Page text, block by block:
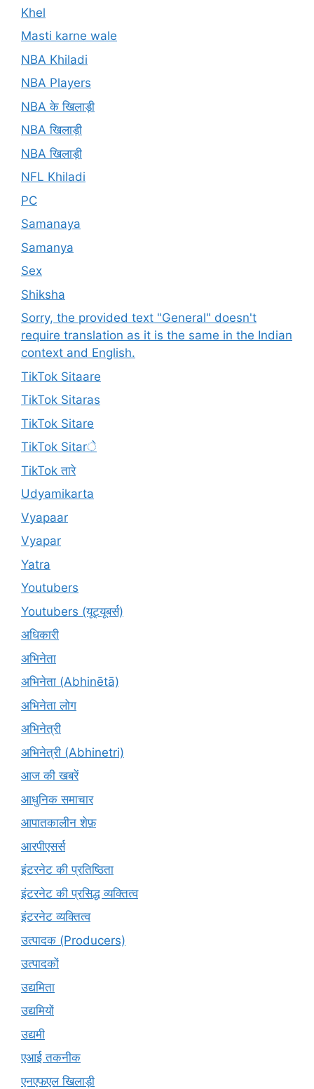
Khel
Masti karne wale
NBA Khiladi
NBA Players
NBA के खिलाड़ी
NBA खिलाड़ी
NBA खिलाड़ी
NFL Khiladi
PC
Samanaya
Samanya
Sex
Shiksha
Sorry, the provided text "General" doesn't
require translation as it is the same in the Indian
context and English.
TikTok Sitaare
TikTok Sitaras
TikTok Sitare
TikTok Sitarे
TikTok तारे
Udyamikarta
Vyapaar
Vyapar
Yatra
Youtubers
Youtubers (यूट्यूबर्स)
अधिकारी
अभिनेता
अभिनेता (Abhinētā)
अभिनेता लोग
अभिनेत्री
अभिनेत्री (Abhinetri)
आज की खबरें
आधुनिक समाचार
आपातकालीन शेफ़
आरपीएसर्स
इंटरनेट की प्रतिष्ठिता
इंटरनेट की प्रसिद्ध व्यक्तित्व
इंटरनेट व्यक्तित्व
उत्पादक (Producers)
उत्पादकों
उद्यमिता
उद्यमियों
उद्यमी
एआई तकनीक
एनएफएल खिलाड़ी